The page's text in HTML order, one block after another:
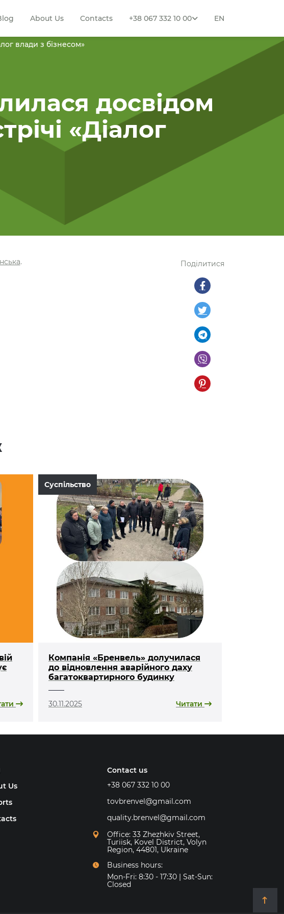
About Us Contacts +38 067 332 10 00 EN
влади з бізнесом»
досвідом
«Діалог
. Поділитися
Суспільство
Компанія «Бренвель» долучилася
до відновлення аварійного даху
багатоквартирного будинку
30.11.2025 Читати
Us
Contact us
+38 067 332 10 00
tovbrenvel@gmail.com
quality.brenvel@gmail.com
Office: 33 Zhezhkiv Street,
Turiisk, Kovel District, Volyn
Region, 44801, Ukraine
Business hours:
Mon-Fri: 8:30 - 17:30 | Sat-Sun:
Closed